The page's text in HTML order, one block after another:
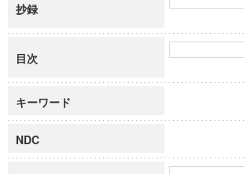
抄録
目次
キーワード
NDC